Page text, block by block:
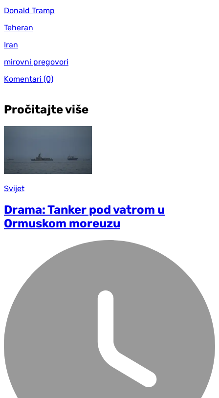
Donald Tramp
Teheran
Iran
mirovni pregovori
Komentari (0)
Pročitajte više
Svijet
Drama: Tanker pod vatrom u
Ormuskom moreuzu